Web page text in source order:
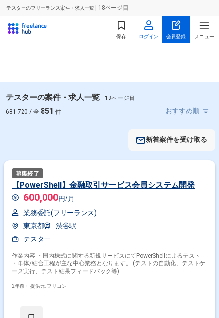
テスターのフリーランス案件・求人一覧 | 18ページ目
保存 ログイン 会員登録 メニュー
テスターの案件・求人一覧
18ページ目
681-720 / 全 851 件
新着案件を受け取る
【PowerShell】金融取引サービス会員システム開発
600,000円/月
業務委託(フリーランス)
東京都
渋谷駅
テスター
作業内容 ・国内株式に関する新規サービスにてPowerShellによるテスト
・単体/結合工程が主な中心業務となります。 (テストの自動化、テストケ
ース実行、テスト結果フィードバック等)
2年前・ 提供元: フリコン